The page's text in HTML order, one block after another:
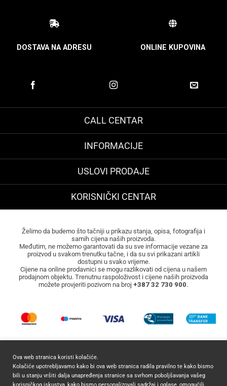
DOSTAVA NA ADRESU ONLINE KUPOVINA
CALL CENTAR
INFORMACIJE
USLOVI PRODAJE
KORISNIČKI CENTAR
Želimo da budemo što tačniji u prikazu stanja, opisa, fotografija i
samih cijena naših proizvoda.
Međutim, ne možemo garantovati da su sve informacije vezane za
proizvod u svakom trenutku tačne, i da su svi prikazani artikli
dostupni u svako vrijeme.
Cijene na online prodavnici se mogu razlikovati od cijena u našem
prodajnom objektu. Trenutnu raspoloživost i cijene naših proizvoda
možete provjeriti pozivom na broj +387 32 730 900.
2026 ©Mocca Commerce Sva prava zadržana.
Ova web stranica koristi kolačiće.
Kolačiće upotrebljavamo kako bi ova web stranica radila pravilno te kako bismo
bili u stanju vršiti dalja unapređenja stranice sa svrhom poboljšavanja vašeg